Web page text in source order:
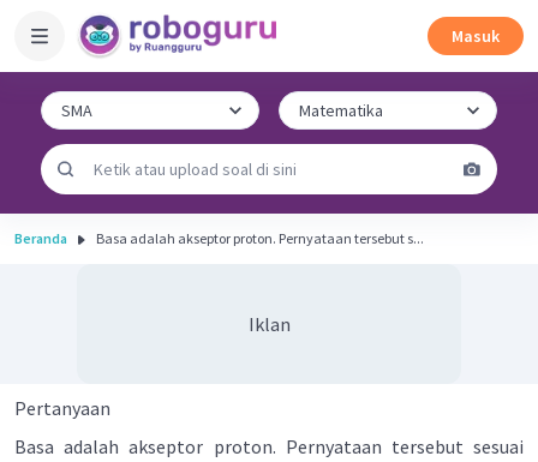
Masuk
Beranda Basa adalah akseptor proton. Pernyataan tersebut s...
Iklan
Pertanyaan
Basa adalah akseptor proton. Pernyataan tersebut sesuai